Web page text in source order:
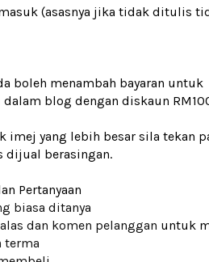
(asasnya jika tidak ditulis
boleh menambah bayaran untuk
dalam blog dengan diskaun
imej yang lebih besar sila tekan
dijual berasingan.
Pertanyaan
biasa ditanya
dan komen pelanggan untuk
terma